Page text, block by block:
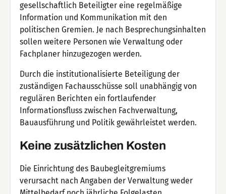
gesellschaftlich Beteiligter eine regelmäßige
Information und Kommunikation mit den
politischen Gremien. Je nach Besprechungsinhalten
sollen weitere Personen wie Verwaltung oder
Fachplaner hinzugezogen werden.
Durch die institutionalisierte Beteiligung der
zuständigen Fachausschüsse soll unabhängig von
regulären Berichten ein fortlaufender
Informationsfluss zwischen Fachverwaltung,
Bauausführung und Politik gewährleistet werden.
Keine zusätzlichen Kosten
Die Einrichtung des Baubegleitgremiums
verursacht nach Angaben der Verwaltung weder